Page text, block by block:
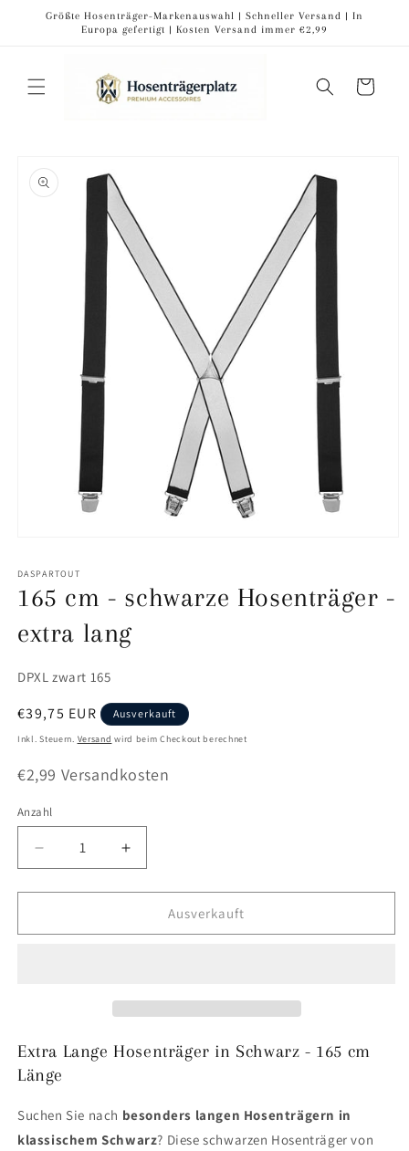
zumGrößte Hosenträger-Markenauswahl | Schneller Versand | In
Europa gefertigt | Kosten Versand immer €2,99
Warenkorb
in
öffnen
DASPARTOUT
165 cm - schwarze Hosenträger -
extra lang
SKU:
DPXL zwart 165
Normaler
Preis
€39,75 EUR Ausverkauft
Inkl. Steuern. Versand wird beim Checkout berechnet
€2,99 Versandkosten
Anzahl
Anzahl
Verringere
die
Menge
165
extra
lang
Erhöhe
die
Menge
165
extra
Ausverkauft
Extra Lange Hosenträger in Schwarz - 165 cm
Länge
Suchen Sie nach besonders langen Hosenträgern in
klassischem Schwarz? Diese schwarzen Hosenträger von